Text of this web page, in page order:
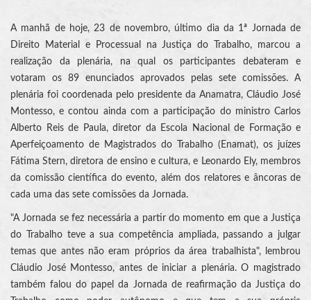
A manhã de hoje, 23 de novembro, último dia da 1ª Jornada de
Direito Material e Processual na Justiça do Trabalho, marcou a
realização da plenária, na qual os participantes debateram e
votaram os 89 enunciados aprovados pelas sete comissões. A
plenária foi coordenada pelo presidente da Anamatra, Cláudio José
Montesso, e contou ainda com a participação do ministro Carlos
Alberto Reis de Paula, diretor da Escola Nacional de Formação e
Aperfeiçoamento de Magistrados do Trabalho (Enamat), os juízes
Fátima Stern, diretora de ensino e cultura, e Leonardo Ely, membros
da comissão científica do evento, além dos relatores e âncoras de
cada uma das sete comissões da Jornada.
"A Jornada se fez necessária a partir do momento em que a Justiça
do Trabalho teve a sua competência ampliada, passando a julgar
temas que antes não eram próprios da área trabalhista", lembrou
Cláudio José Montesso, antes de iniciar a plenária. O magistrado
também falou do papel da Jornada de reafirmação da Justiça do